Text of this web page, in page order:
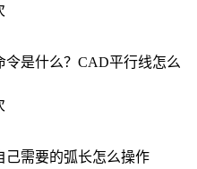
令是什么？CAD平行线怎么
己需要的弧长怎么操作